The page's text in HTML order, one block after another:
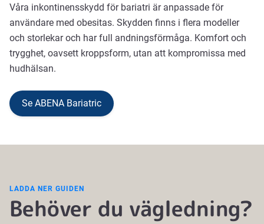
Våra inkontinensskydd för bariatri är anpassade för
användare med obesitas. Skydden finns i flera modeller
och storlekar och har full andningsförmåga. Komfort och
trygghet, oavsett kroppsform, utan att kompromissa med
hudhälsan.
Se ABENA Bariatric
LADDA NER GUIDEN
Behöver du vägledning?